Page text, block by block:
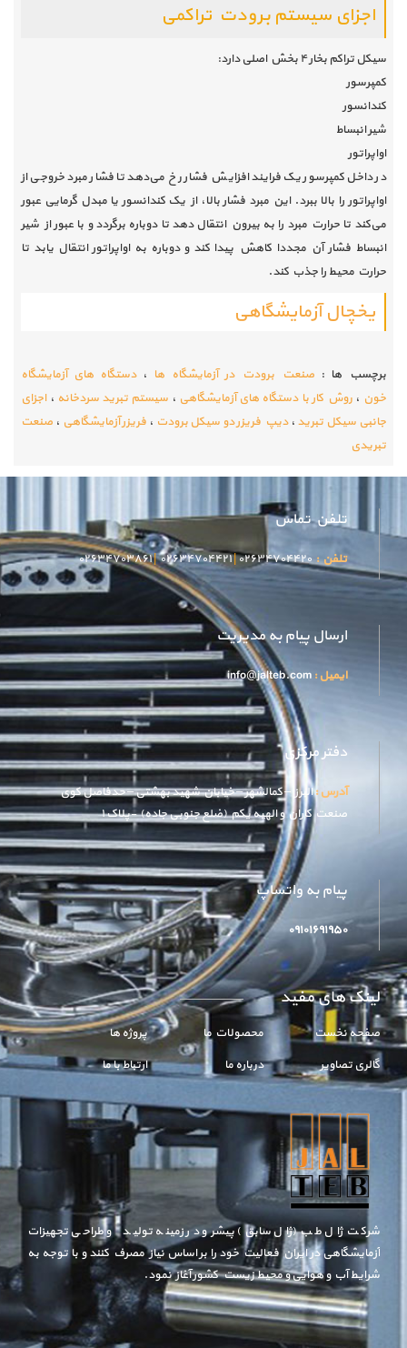
اجزای سیستم برودت تراکمی
سیکل تراکم بخار ۴ بخش اصلی دارد:
کمپرسور
کندانسور
شیر انبساط
اواپراتور
در داخل کمپرسور یک فرایند افزایش فشار رخ می‌دهد تا فشار مبرد خروجی از
اواپراتور را بالا ببرد. این مبرد فشار بالا، از یک کندانسور یا مبدل گرمایی عبور
می‌کند تا حرارت مبرد را به بیرون انتقال دهد تا دوباره برگردد و با عبور از شیر
انبساط فشار آن مجددا کاهش پیدا کند و دوباره به اواپراتور انتقال یابد تا
حرارت محیط را جذب کند.
یخچال آزمایشگاهی
برچسب ها :صنعت برودت در آزمایشگاه ها ،دستگاه های آزمایشگاه
خون ، روش کار با دستگاه های آزمایشگاهی ، سیستم تبرید سردخانه ،اجزای
جانبی سیکل تبرید ،دیپ فریزر دو سیکل برودت ، فريزر آزمايشگاهي ، صنعت
تبریدی
تلفن تماس
تلفن :۰۲۶۳۴۷۰۴۴۲۰|۰۲۶۳۴۷۰۴۴۲۱ |۰۲۶۳۴۷۰۳۸۶۱
ارسال پیام به مدیریت
ایمیل :
دفتر مرکزی
آدرس :البرز – کمالشهر – خیابان شهید بهشتی – حدفاصل کوی
صنعت کاران و الهیه یکم (ضلع جنوبی جاده) -پلاک ۱
پیام به واتساپ
۰۹۱۰۱۶۹۱۹۵۰
لینک های مفید
صفحه نخست محصولات ما
پروژه ها
گالری تصاویر
درباره ما ارتباط با ما
شرکت ژال طب (ژال سابق) پیشرو در زمینه تولید و طراحی تجهیزات
آزمایشگاهی در ایران فعالیت خود را بر اساس نیاز مصرف کنند و با توجه به
شرایط آب و هوایی‌ و محیط زیست کشور آغاز نمود.